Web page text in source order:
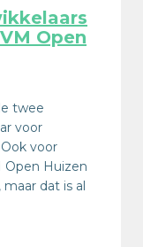
Open
twee
voor
voor
Open Huizen
dat is al